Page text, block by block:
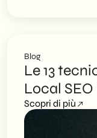
Blog
Le 13
Local SEO
Scopri di più